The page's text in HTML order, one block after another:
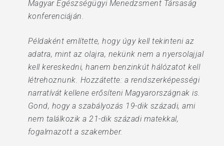
Magyar Egészségügyi Menedzsment Társaság
konferenciáján.
Példaként említette, hogy úgy kell tekinteni az
adatra, mint az olajra, nekünk nem a nyersolajjal
kell kereskedni, hanem benzinkút hálózatot kell
létrehoznunk. Hozzátette: a rendszerképességi
narratívát kellene erősíteni Magyarországnak is.
Gond, hogy a szabályozás 19-dik századi, ami
nem találkozik a 21-dik századi matekkal,
fogalmazott a szakember.